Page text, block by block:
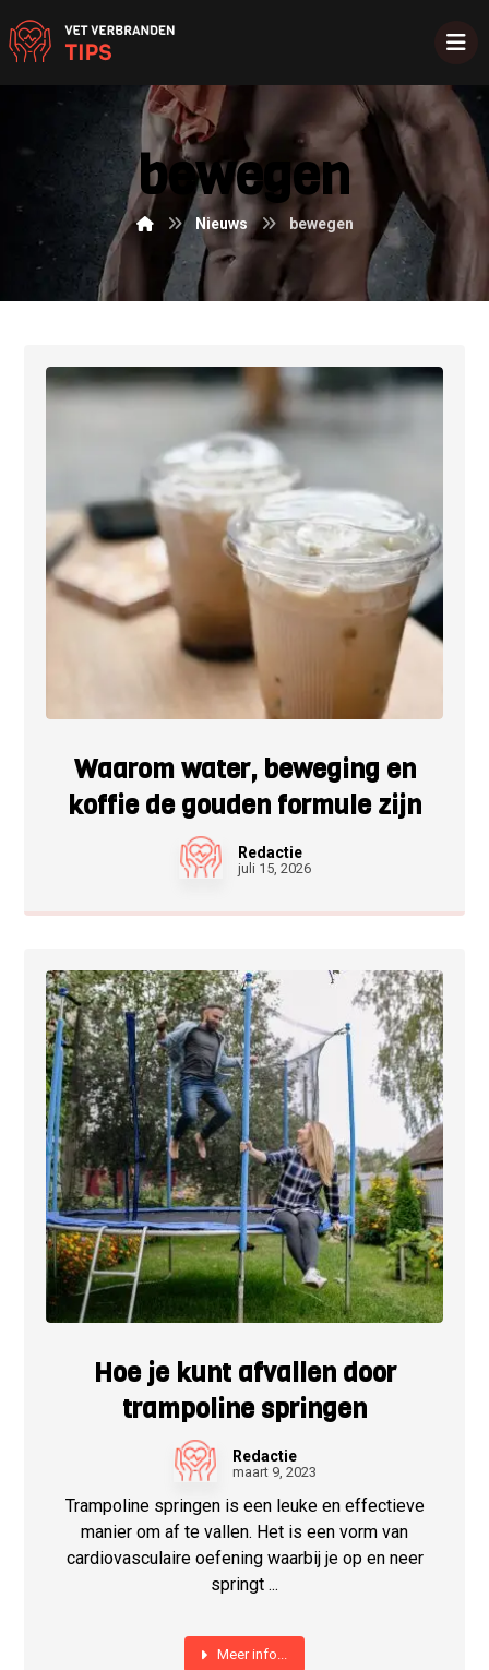
bewegen
Nieuws bewegen
Waarom water, beweging en
koffie de gouden formule zijn
Redactie
juli 15, 2026
Hoe je kunt afvallen door
trampoline springen
Redactie
maart 9, 2023
Trampoline springen is een leuke en effectieve
manier om af te vallen. Het is een vorm van
cardiovasculaire oefening waarbij je op en neer
springt ...
Meer info...